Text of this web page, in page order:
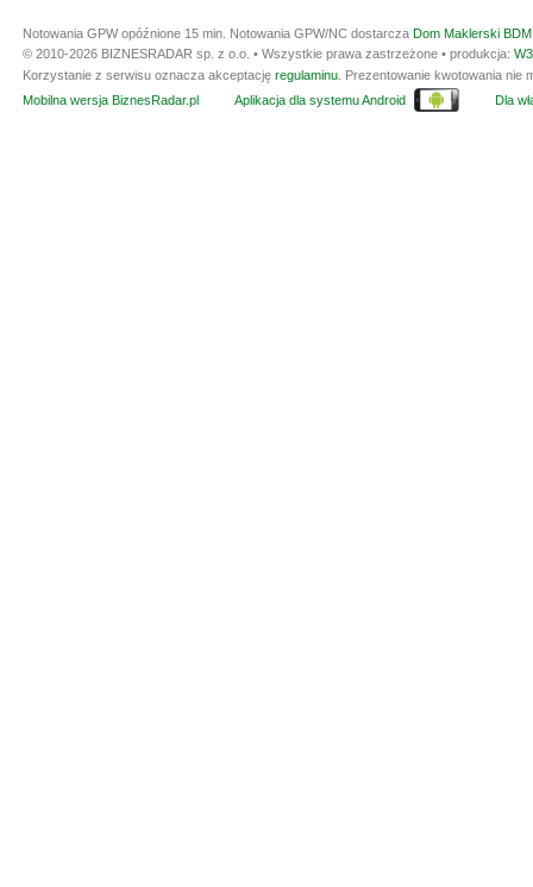
Notowania GPW opóźnione 15 min. Notowania GPW/NC dostarcza Dom Maklerski
© 2010-2026 BIZNESRADAR sp. z o.o. • Wszystkie prawa zastrzeżone • produkcja:
Korzystanie z serwisu oznacza akceptację regulaminu . Prezentowanie kwotowania
Mobilna wersja BiznesRadar.pl
Aplikacja dla systemu Android Dla